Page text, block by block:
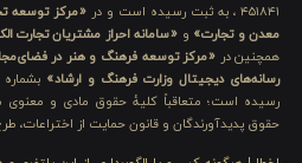
۴۵۱۸۴۱ ، به ثبت رسیده است و در
«مرکز توسعه
معدن و تجارت» و «سامانه احراز مشتریان تجارت
همچنین در «مرکز توسعه فرهنگ و هنر در
رسانه‌های دیجیتال وزارت فرهنگ و ارشاد»
رسیده است؛ متعاقباً کلیهٔ حقوق مادی و
حقوق پدیدآورندگان و قانون حمایت از اختراعات،